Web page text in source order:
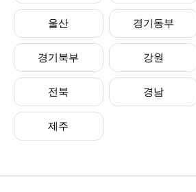
울산 경기동부
경기북부 강원
전북 경남
제주